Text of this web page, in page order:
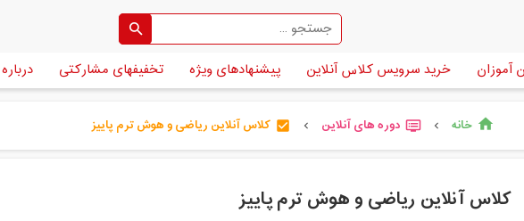
آموزان خرید سرویس کلاس آنلاین پیشنهادهای ویژه تخفیفهای مشارکتی
home خانه chevron_left
dvr دوره های آنلاین chevron_left
check_box کلاس آنلاین ریاضی و هوش ترم پاییز
کلاس آنلاین ریاضی و هوش ترم پاییز